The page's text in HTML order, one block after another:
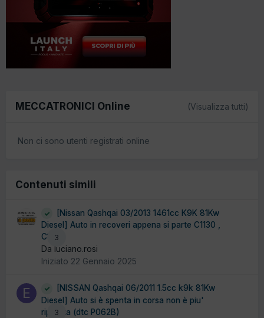
MECCATRONICI Online (Visualizza tutti)
Non ci sono utenti registrati online
Contenuti simili
3
[Nissan Qashqai 03/2013 1461cc K9K 81Kw
Diesel] Auto in recoveri appena si parte C1130 ,
C1132
Da luciano.rosi
Iniziato 22 Gennaio 2025
3
[NISSAN Qashqai 06/2011 1.5cc k9k 81Kw
Diesel] Auto si è spenta in corsa non è piu'
ripartita (dtc P062B)